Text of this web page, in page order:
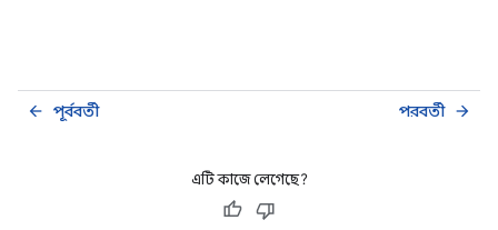
পূর্ববর্তী
arrow_back পরবর্তী arrow_forward
এটি কাজে লেগেছে?